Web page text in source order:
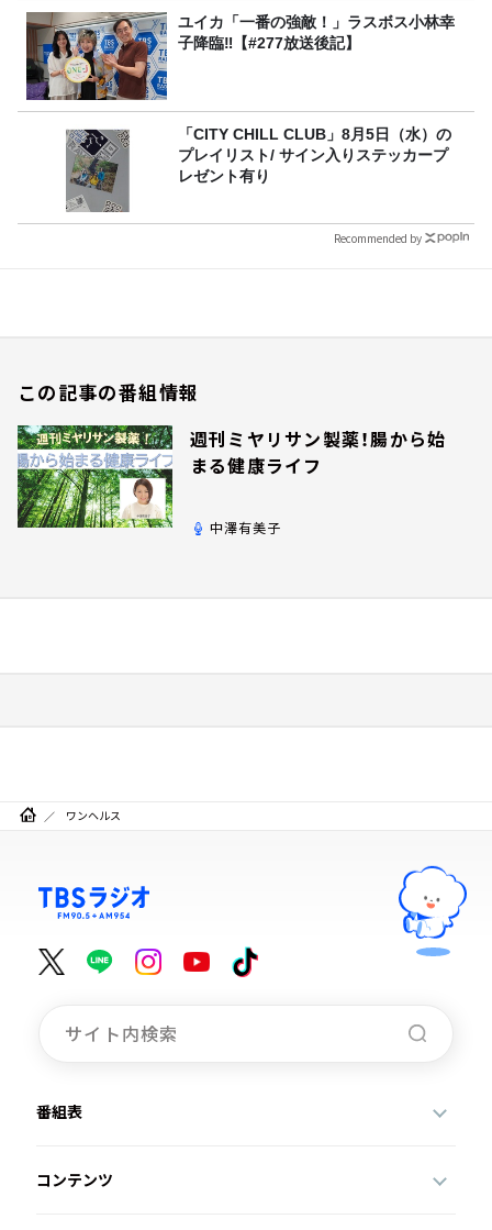
ユイカ「一番の強敵！」ラスボス小林幸
子降臨‼【#277放送後記】
「CITY CHILL CLUB」8月5日（水）の
プレイリスト/ サイン入りステッカープ
レゼント有り
Recommended by
この記事の番組情報
週刊ミヤリサン製薬！腸から始
まる健康ライフ
中澤有美子
ワンヘルス
番組表
コンテンツ